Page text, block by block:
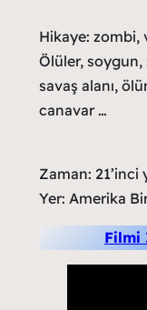
Hikaye: zombi,
Ölüler, soygun,
savaş alanı,
canavar …
Zaman: 21’inci
Yer: Amerika
Filmi